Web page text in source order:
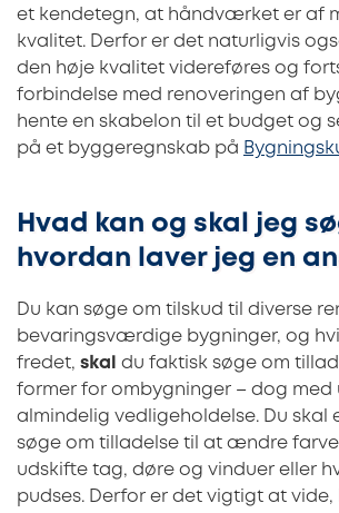
et kendetegn, at håndværket er af
kvalitet. Derfor er det naturligvis
den høje kvalitet videreføres og
forbindelse med renoveringen af
hente en skabelon til et budget og
på et byggeregnskab på
Hvad kan og skal jeg
hvordan laver jeg en
Du kan søge om tilskud til diverse
bevaringsværdige bygninger, og
fredet, skal
du faktisk søge om
former for ombygninger – dog med
almindelig vedligeholdelse. Du skal
søge om tilladelse til at ændre
udskifte tag, døre og vinduer eller
pudses. Derfor er det vigtigt at vide,